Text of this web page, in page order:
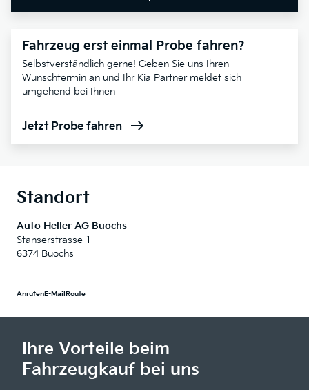
Fahrzeug erst einmal Probe fahren?
Selbstverständlich gerne! Geben Sie uns Ihren
Wunschtermin an und Ihr Kia Partner meldet sich
umgehend bei Ihnen
Jetzt Probe fahren
Standort
Auto Heller AG Buochs
Stanserstrasse 1
6374 Buochs
AnrufenE-Mail Route
Ihre Vorteile beim
Fahrzeugkauf bei uns